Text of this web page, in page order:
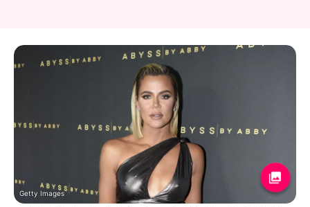
Getty Images